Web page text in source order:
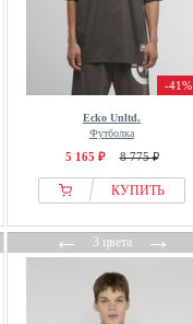
-41%
Ecko Unltd.
Футболка
5 165 ₽ 8 775 ₽
КУПИТЬ
←3 цвета→